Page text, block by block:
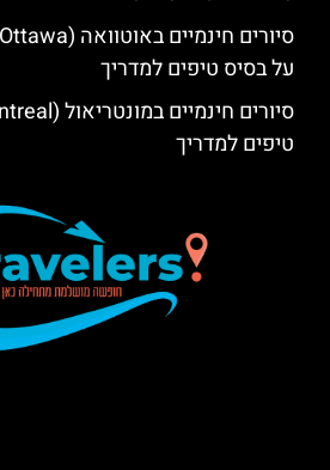
על בסיס טיפים למדריך
טיפים למדריך